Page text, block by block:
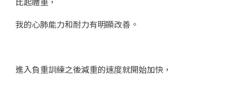
我的心肺能力和耐力有明顯改善。
進入負重訓練之後減重的速度就開始加快，